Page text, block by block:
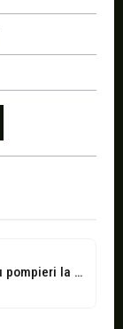
Salvare emoționantă chiar și pentru pompieri la Costești: Cățel scos după o...